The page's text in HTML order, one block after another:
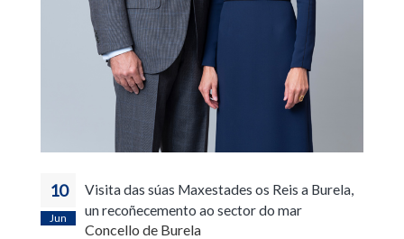
10
Jun
Visita das súas Maxestades os Reis a Burela,
un recoñecemento ao sector do mar
Concello de Burela